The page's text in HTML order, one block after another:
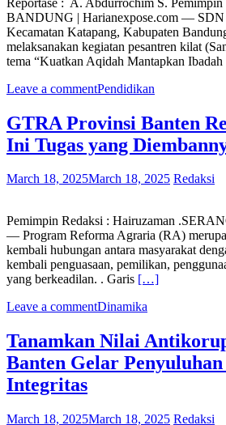
BANDUNG | Harianexpose.com — SDN
Kecamatan Katapang, Kabupaten
melaksanakan kegiatan pesantren kilat
tema “Kuatkan Aqidah Mantapkan
Leave a commentPendidikan
GTRA Provinsi Banten
Ini Tugas yang
March 18, 2025March 18, 2025 Redaksi
Pemimpin Redaksi : Hairuzaman
— Program Reforma Agraria (RA)
kembali hubungan antara masyarakat
kembali penguasaan, pemilikan,
yang berkeadilan. . Garis […]
Leave a commentDinamika
Tanamkan Nilai
Banten Gelar
Integritas
March 18, 2025March 18, 2025 Redaksi